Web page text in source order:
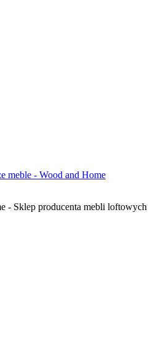
meble - Wood and Home
- Sklep producenta mebli loftowych